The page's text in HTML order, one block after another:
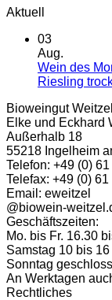
Aktuell
03
Aug.
Wein des
Riesling
Bioweingut Weitzel
Elke und Eckhard
Außerhalb 18
55218 Ingelheim
Telefon: +49 (0)
Telefax: +49 (0)
Email: eweitzel
@biowein-
Geschäftszeiten:
Mo. bis Fr. 16.30
Samstag 10 bis
Sonntag
An Werktagen
Rechtliches